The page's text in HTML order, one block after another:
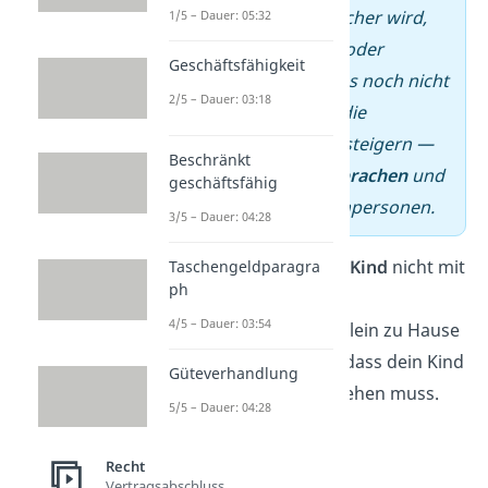
wenigen Minuten unsicher wird,
dich mehrmals anruft oder
überfordert wirkt, ist es noch nicht
so weit. Dann hilft es, die
langsam zu steigern —
immer mit klaren
Absprachenund
erreichbaren Ansprechpersonen.
Wichtig:Vergleiche dein Kind nicht mit
anderen. Auch wenn die
Nachbarskinder schon allein zu Hause
bleiben, heißt das nicht, dass dein Kind
im gleichen Tempo mitziehen muss.
1/5 – Dauer: 05:32
Geschäftsfähigkeit
2/5 – Dauer: 03:18
Beschränkt
geschäftsfähig
3/5 – Dauer: 04:28
Taschengeldparagra
ph
4/5 – Dauer: 03:54
Güteverhandlung
5/5 – Dauer: 04:28
Recht